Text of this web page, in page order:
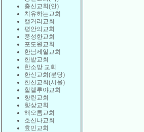
충신교회(안)
치유하는교회
캘거리교회
평안의교회
풍성한교회
포도원교회
한남제일교회
한밭교회
한소망 교회
한신교회(분당)
한신교회(서울)
할렐루야교회
향린교회
향상교회
해오름교회
호산나교회
효민교회